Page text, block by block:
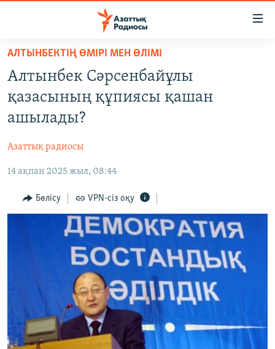
Skip
main
content
to
main
Navigation
Skip
Search
ЖАҢАЛЫҚТАР
АДАМ ҚҰҚЫҚТАРЫ
ӘЛЕУМЕТ
ӘЛЕМ
АРНАЙЫ ЖОБАЛАР
Басқа тілдерде
АЛТЫНБЕКТІҢ ӨМІРІ МЕН ӨЛІМІ
Алтынбек Сәрсенбайұлы
қазасының құпиясы қашан
ашылады?
Азаттық радиосы
14 ақпан 2025 жыл, 08:44
Бөлісу VPN-сіз оқу